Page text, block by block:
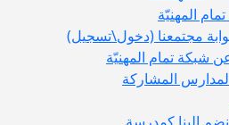
المهنيّة
مجتمعنا (دخول\تسجيل)
شبكة تمام المهنيّة
المشاركة